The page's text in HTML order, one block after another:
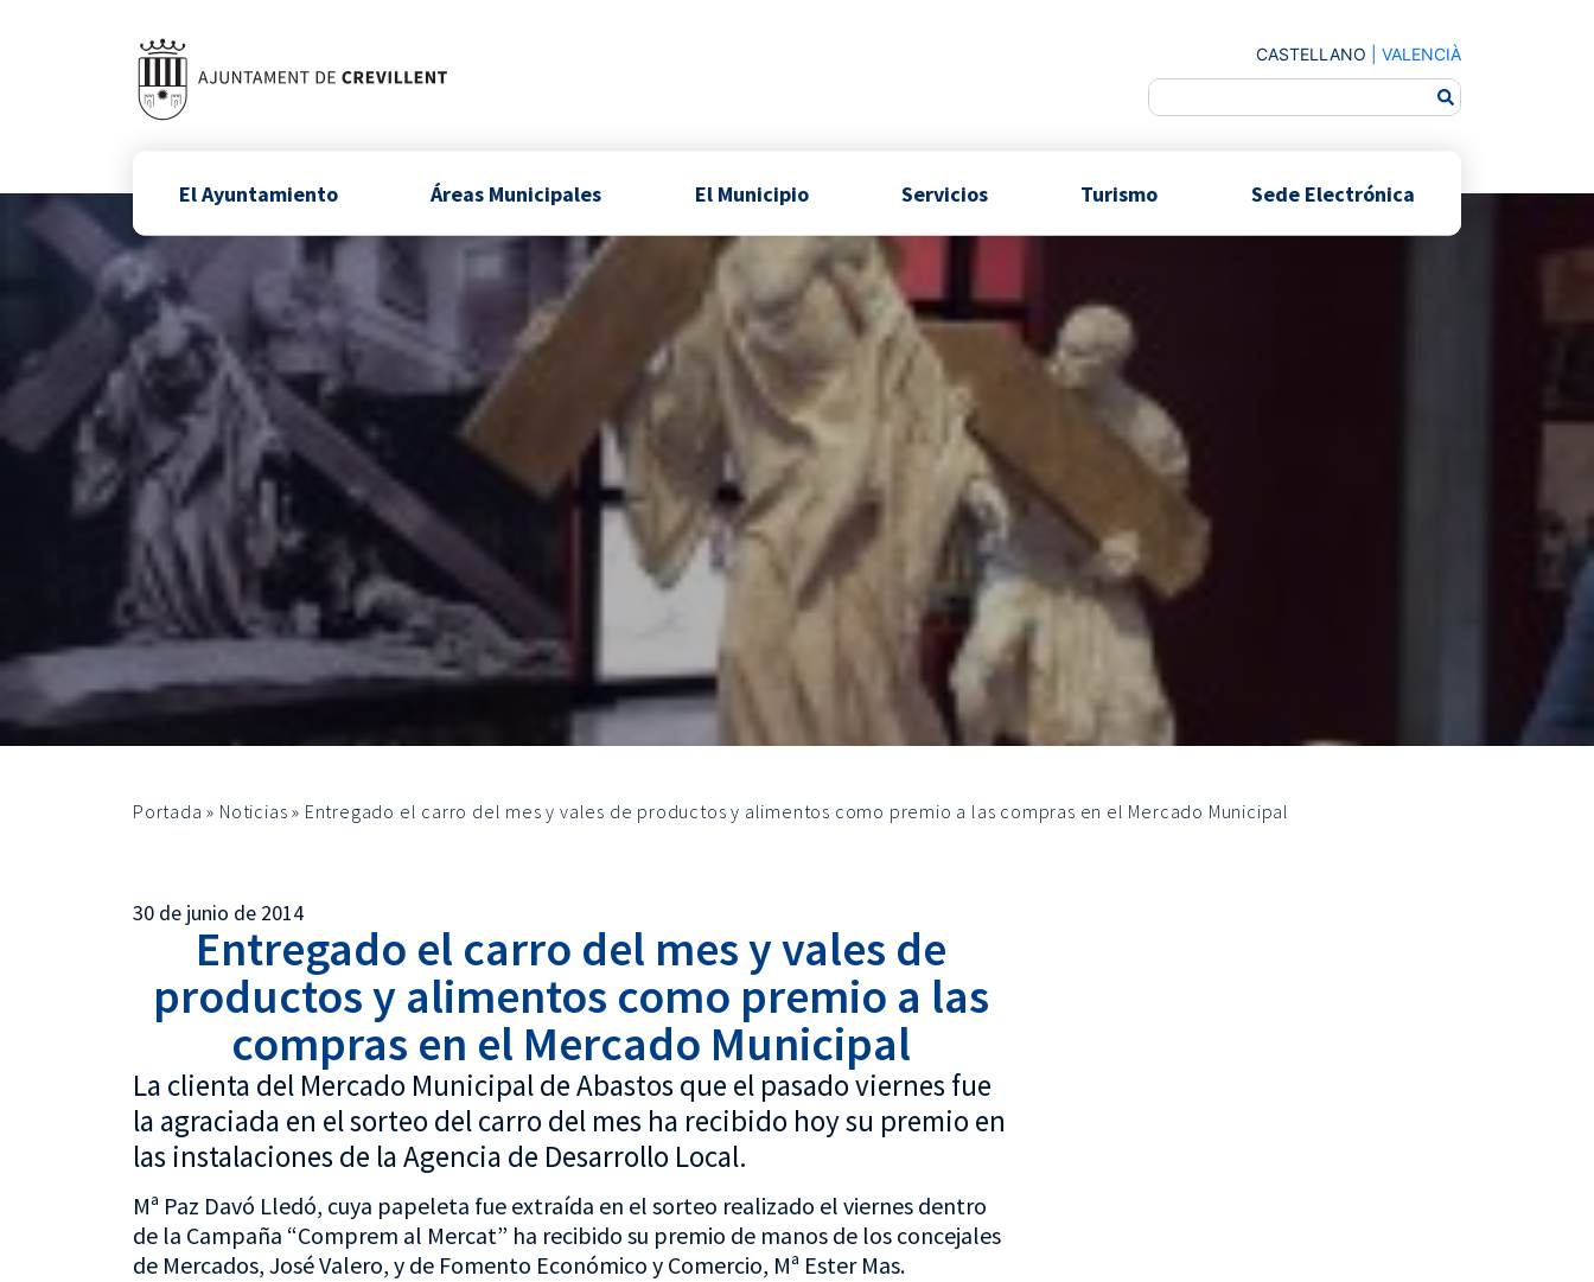
CASTELLANO VALENCIÀ
El Ayuntamiento Áreas Municipales El Municipio Servicios Turismo Sede Electrónica
Portada » Noticias » Entregado el carro del mes y vales de productos y alimentos como premio a las compras en el Mercado Municipal
30 de junio de 2014
Entregado el carro del mes y vales de
productos y alimentos como premio a las
compras en el Mercado Municipal
La clienta del Mercado Municipal de Abastos que el pasado viernes fue
la agraciada en el sorteo del carro del mes ha recibido hoy su premio en
las instalaciones de la Agencia de Desarrollo Local.
Mª Paz Davó Lledó, cuya papeleta fue extraída en el sorteo realizado el viernes dentro
de la Campaña “Comprem al Mercat” ha recibido su premio de manos de los concejales
de Mercados, José Valero, y de Fomento Económico y Comercio, Mª Ester Mas.